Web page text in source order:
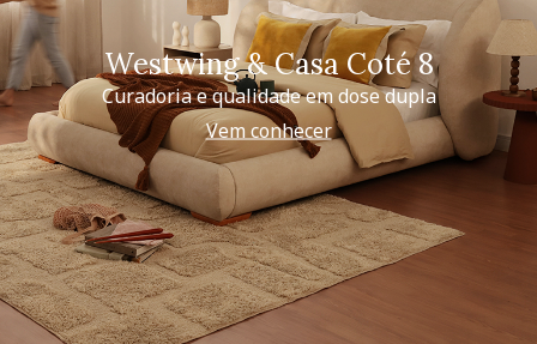
Westwing & Casa Coté 8
Curadoria e qualidade em dose dupla
Vem conhecer